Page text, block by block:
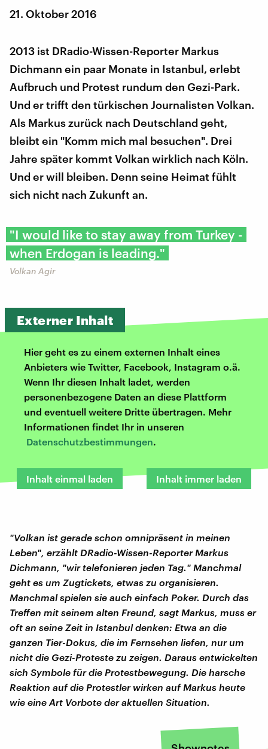
21. Oktober 2016
2013 ist DRadio-Wissen-Reporter Markus
Dichmann ein paar Monate in Istanbul, erlebt
Aufbruch und Protest rundum den Gezi-Park.
Und er trifft den türkischen Journalisten Volkan.
Als Markus zurück nach Deutschland geht,
bleibt ein "Komm mich mal besuchen". Drei
Jahre später kommt Volkan wirklich nach Köln.
Und er will bleiben. Denn seine Heimat fühlt
sich nicht nach Zukunft an.
"I would like to stay away from Turkey -
when Erdogan is leading."
Volkan Agir
Externer Inhalt
Hier geht es zu einem externen Inhalt eines
Anbieters wie Twitter, Facebook, Instagram o.ä.
Wenn Ihr diesen Inhalt ladet, werden
personenbezogene Daten an diese Plattform
und eventuell weitere Dritte übertragen. Mehr
Informationen findet Ihr in unseren
Datenschutzbestimmungen.
Inhalt einmal laden Inhalt immer laden
"Volkan ist gerade schon omnipräsent in meinen
Leben", erzählt DRadio-Wissen-Reporter Markus
Dichmann, "wir telefonieren jeden Tag." Manchmal
geht es um Zugtickets, etwas zu organisieren.
Manchmal spielen sie auch einfach Poker. Durch das
Treffen mit seinem alten Freund, sagt Markus, muss er
oft an seine Zeit in Istanbul denken: Etwa an die
ganzen Tier-Dokus, die im Fernsehen liefen, nur um
nicht die Gezi-Proteste zu zeigen. Daraus entwickelten
sich Symbole für die Protestbewegung. Die harsche
Reaktion auf die Protestler wirken auf Markus heute
wie eine Art Vorbote der aktuellen Situation.